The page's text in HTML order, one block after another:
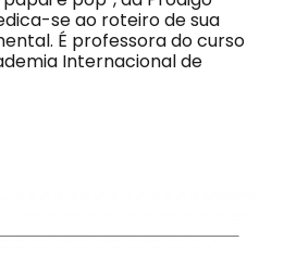
se ao roteiro de sua
É professora do curso
Internacional de